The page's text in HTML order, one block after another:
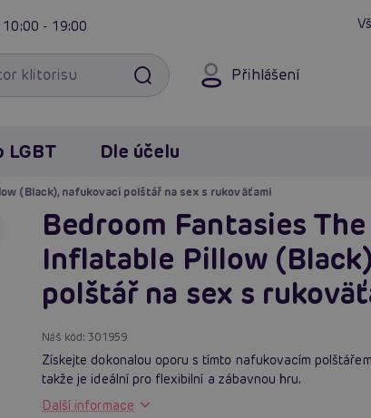
10:00 - 19:00
Přihlášení
LGBT Dle účelu
(Black), nafukovací polštář na sex s rukoväťami
Bedroom Fantasies
Inflatable Pillow
polštář na sex s
Náš kód:301959
Získejte dokonalou oporu s tímto nafukovacím
takže je ideální pro flexibilní a zábavnou hru.
Další informace